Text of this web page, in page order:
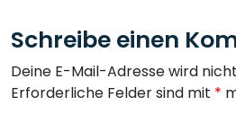
Schreibe einen
Deine E-Mail-Adresse wird
Erforderliche Felder sind mit *